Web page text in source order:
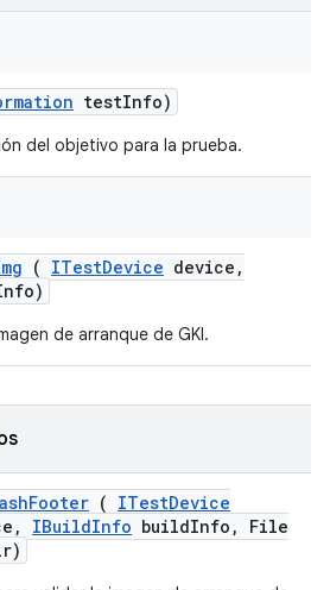
testInfo)
del objetivo para la prueba.
( ITestDevice device ,
de arranque de GKI.
Footer ( ITestDevice
, IBuildInfo buildInfo ,
File